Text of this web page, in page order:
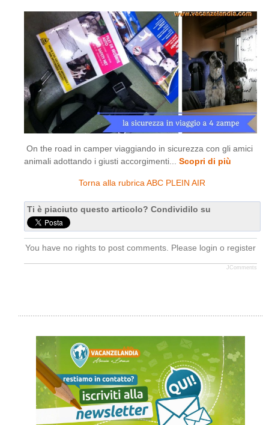
On the road in camper viaggiando in sicurezza con gli amici
animali adottando i giusti accorgimenti... Scopri di più
Torna alla rubrica ABC PLEIN AIR
Ti è piaciuto questo articolo? Condividilo su
You have no rights to post comments. Please login o register
JComments